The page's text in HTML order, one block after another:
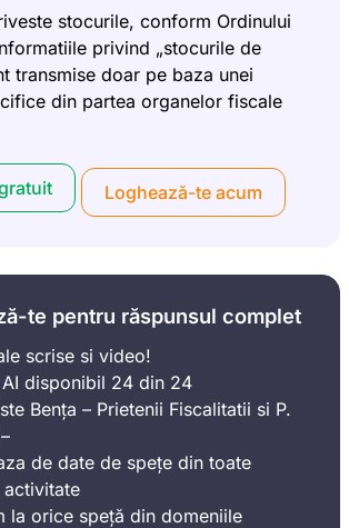
stocurile, conform Ordinului
privind „stocurile de
transmise doar pe baza unei
din partea organelor fiscale
Loghează-te acum
te pentru răspunsul complet
scrise si video!
disponibil 24 din 24
Bența – Prietenii Fiscalitatii si P.
de date de spețe din toate
la orice speță din domeniile